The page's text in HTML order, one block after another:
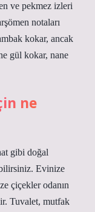
ve pekmez izleri
notaları
kokar, ancak
gül kokar, nane
ne
gibi doğal
Evinize
çiçekler odanın
Tuvalet, mutfak